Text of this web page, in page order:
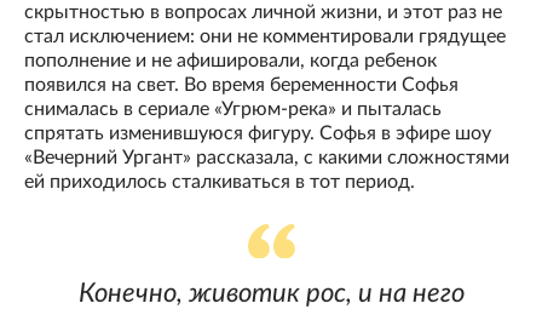
скрытностью в вопросах личной жизни, и этот раз не
стал исключением: они не комментировали грядущее
пополнение и не афишировали, когда ребенок
появился на свет. Во время беременности Софья
снималась в сериале «Угрюм-река» и пыталась
спрятать изменившуюся фигуру. Софья в эфире шоу
«Вечерний Ургант» рассказала, с какими сложностями
ей приходилось сталкиваться в тот период.
Конечно, животик рос, и на него